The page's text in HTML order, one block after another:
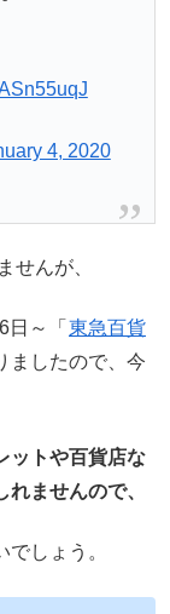
4, 2020
せんが、
日～「 東急百貨
ましたので、今
ットや百貨店な
ませんので、
しょう。